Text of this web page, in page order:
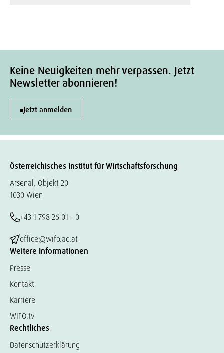
Keine Neuigkeiten mehr verpassen. Jetzt
Newsletter abonnieren!
Jetzt anmelden
Österreichisches Institut für Wirtschaftsforschung
Arsenal, Objekt 20
1030 Wien
+43 1 798 26 01 – 0
office@wifo.ac.at
Weitere Informationen
Presse
Kontakt
Karriere
WIFO.tv
Rechtliches
Datenschutzerklärung